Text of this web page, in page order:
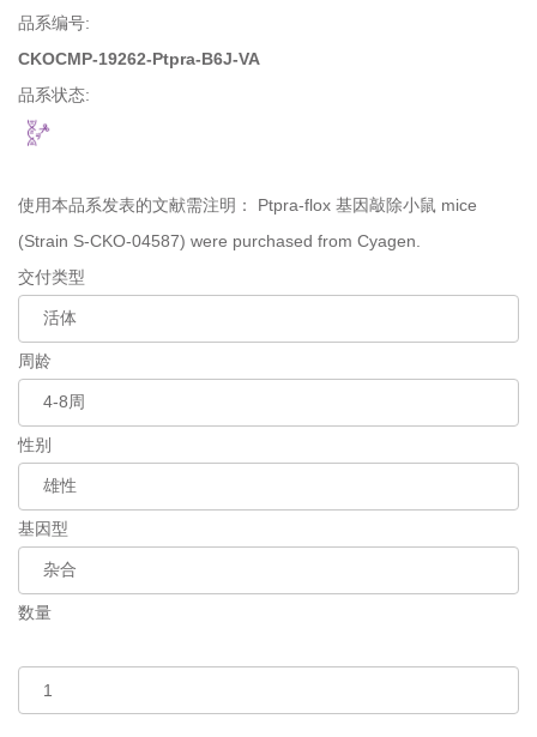
品系编号:
CKOCMP-19262-Ptpra-B6J-VA
品系状态:
使用本品系发表的文献需注明： Ptpra-flox 基因敲除小鼠 mice
(Strain S-CKO-04587) were purchased from Cyagen.
交付类型
周龄
性别
基因型
数量